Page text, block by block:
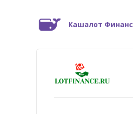
Кашалот Финанс